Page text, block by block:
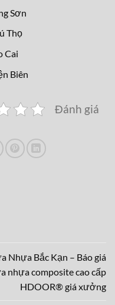
Sơn
Thọ
Cai
Biên
Đánh giá
Nhựa Bắc Kạn – Báo giá
nhựa composite cao cấp
HDOOR® giá xưởng